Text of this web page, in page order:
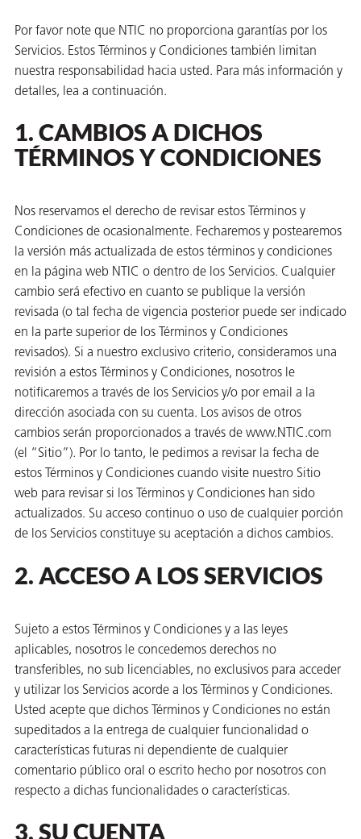
Por favor note que NTIC no proporciona garantías por los
Servicios. Estos Términos y Condiciones también limitan
nuestra responsabilidad hacia usted. Para más información y
detalles, lea a continuación.
1. CAMBIOS A DICHOS
TÉRMINOS Y CONDICIONES
Nos reservamos el derecho de revisar estos Términos y
Condiciones de ocasionalmente. Fecharemos y postearemos
la versión más actualizada de estos términos y condiciones
en la página web NTIC o dentro de los Servicios. Cualquier
cambio será efectivo en cuanto se publique la versión
revisada (o tal fecha de vigencia posterior puede ser indicado
en la parte superior de los Términos y Condiciones
revisados). Si a nuestro exclusivo criterio, consideramos una
revisión a estos Términos y Condiciones, nosotros le
notificaremos a través de los Servicios y/o por email a la
dirección asociada con su cuenta. Los avisos de otros
cambios serán proporcionados a través de www.NTIC.com
(el “Sitio”). Por lo tanto, le pedimos a revisar la fecha de
estos Términos y Condiciones cuando visite nuestro Sitio
web para revisar si los Términos y Condiciones han sido
actualizados. Su acceso continuo o uso de cualquier porción
de los Servicios constituye su aceptación a dichos cambios.
2. ACCESO A LOS SERVICIOS
Sujeto a estos Términos y Condiciones y a las leyes
aplicables, nosotros le concedemos derechos no
transferibles, no sub licenciables, no exclusivos para acceder
y utilizar los Servicios acorde a los Términos y Condiciones.
Usted acepte que dichos Términos y Condiciones no están
supeditados a la entrega de cualquier funcionalidad o
características futuras ni dependiente de cualquier
comentario público oral o escrito hecho por nosotros con
respecto a dichas funcionalidades o características.
3. SU CUENTA
de